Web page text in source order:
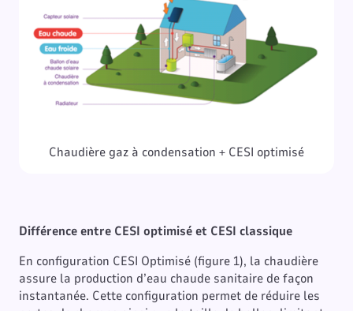
Chaudière gaz à condensation + CESI optimisé
Différence entre CESI optimisé et CESI classique
En configuration CESI Optimisé (figure 1), la chaudière
assure la production d’eau chaude sanitaire de façon
instantanée. Cette configuration permet de réduire les